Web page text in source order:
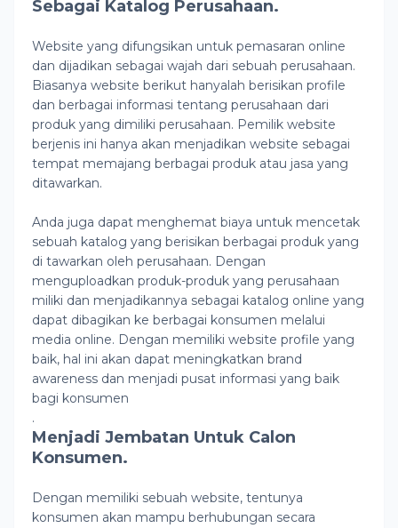
Sebagai Katalog Perusahaan.
Website yang difungsikan untuk pemasaran online
dan dijadikan sebagai wajah dari sebuah perusahaan.
Biasanya website berikut hanyalah berisikan profile
dan berbagai informasi tentang perusahaan dari
produk yang dimiliki perusahaan. Pemilik website
berjenis ini hanya akan menjadikan website sebagai
tempat memajang berbagai produk atau jasa yang
ditawarkan.
Anda juga dapat menghemat biaya untuk mencetak
sebuah katalog yang berisikan berbagai produk yang
di tawarkan oleh perusahaan. Dengan
menguploadkan produk-produk yang perusahaan
miliki dan menjadikannya sebagai katalog online yang
dapat dibagikan ke berbagai konsumen melalui
media online. Dengan memiliki website profile yang
baik, hal ini akan dapat meningkatkan brand
awareness dan menjadi pusat informasi yang baik
bagi konsumen
.
Menjadi Jembatan Untuk Calon
Konsumen.
Dengan memiliki sebuah website, tentunya
konsumen akan mampu berhubungan secara